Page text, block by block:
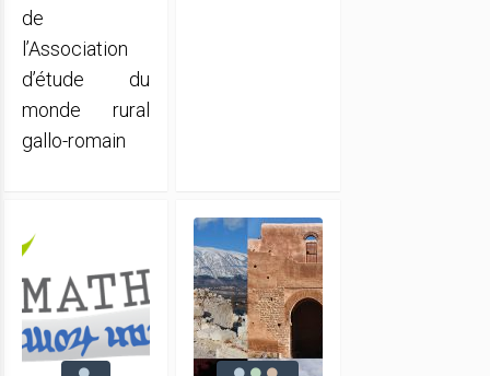
de
l’Association
d’étude du
monde rural
gallo-romain